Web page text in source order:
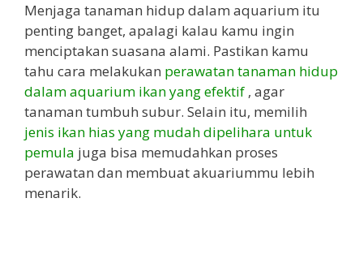
Menjaga tanaman hidup dalam aquarium itu
penting banget, apalagi kalau kamu ingin
menciptakan suasana alami. Pastikan kamu
tahu cara melakukan perawatan tanaman hidup
dalam aquarium ikan yang efektif , agar
tanaman tumbuh subur. Selain itu, memilih
jenis ikan hias yang mudah dipelihara untuk
pemula juga bisa memudahkan proses
perawatan dan membuat akuariummu lebih
menarik.